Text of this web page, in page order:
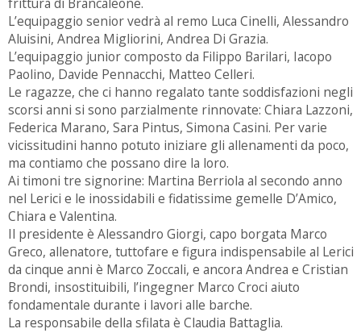
frittura di Brancaleone.
L’equipaggio senior vedrà al remo Luca Cinelli, Alessandro
Aluisini, Andrea Migliorini, Andrea Di Grazia.
L’equipaggio junior composto da Filippo Barilari, Iacopo
Paolino, Davide Pennacchi, Matteo Celleri.
Le ragazze, che ci hanno regalato tante soddisfazioni negli
scorsi anni si sono parzialmente rinnovate: Chiara Lazzoni,
Federica Marano, Sara Pintus, Simona Casini. Per varie
vicissitudini hanno potuto iniziare gli allenamenti da poco,
ma contiamo che possano dire la loro.
Ai timoni tre signorine: Martina Berriola al secondo anno
nel Lerici e le inossidabili e fidatissime gemelle D’Amico,
Chiara e Valentina.
Il presidente è Alessandro Giorgi, capo borgata Marco
Greco, allenatore, tuttofare e figura indispensabile al Lerici
da cinque anni è Marco Zoccali, e ancora Andrea e Cristian
Brondi, insostituibili, l’ingegner Marco Croci aiuto
fondamentale durante i lavori alle barche.
La responsabile della sfilata è Claudia Battaglia.